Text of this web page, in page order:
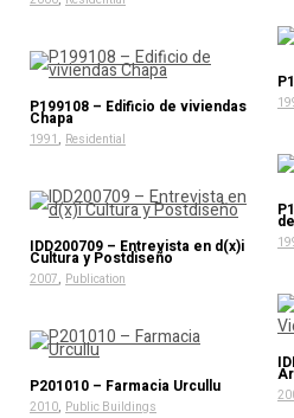
P199108 – Edificio de viviendas
Chapa
1991 , Residential
IDD200709 – Entrevista en d(x)i
Cultura y Postdiseño
2007, Publication
P201010 – Farmacia Urcullu
2010, Public Buildings